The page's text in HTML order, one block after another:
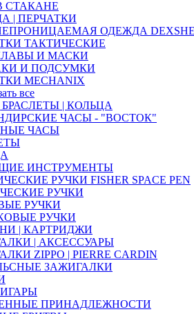
СТАКАНЕ
| ПЕРЧАТКИ
ОДЕЖДА
ТАКТИЧЕСКИЕ
И МАСКИ
И ПОДСУМКИ
MECHANIX
все
| КОЛЬЦА
ЧАСЫ - "ВОСТОК"
ЧАСЫ
ИНСТРУМЕНТЫ
РУЧКИ FISHER SPACE PEN
РУЧКИ
РУЧКИ
РУЧКИ
| КАРТРИДЖИ
| АКСЕССУАРЫ
ZIPPO | PIERRE CARDIN
ЗАЖИГАЛКИ
ПРИНАДЛЕЖНОСТИ